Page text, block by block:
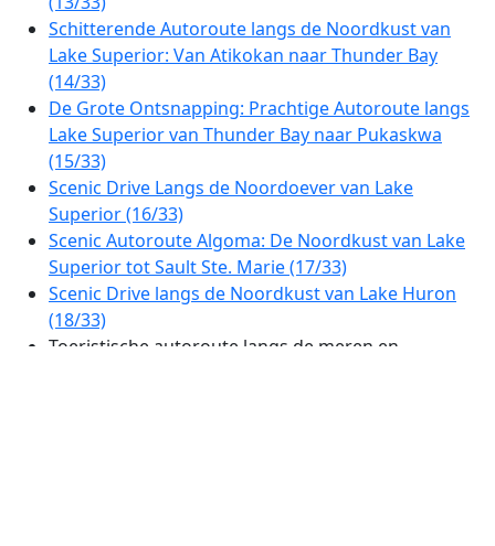
Schitterende Autoroute langs de Noordkust van
Lake Superior: Van Atikokan naar Thunder Bay
(14/33)
De Grote Ontsnapping: Prachtige Autoroute langs
Lake Superior van Thunder Bay naar Pukaskwa
(15/33)
Scenic Drive Langs de Noordoever van Lake
Superior (16/33)
Scenic Autoroute Algoma: De Noordkust van Lake
Superior tot Sault Ste. Marie (17/33)
Scenic Drive langs de Noordkust van Lake Huron
(18/33)
Toeristische autoroute langs de meren en